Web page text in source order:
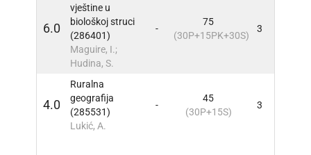
6.0
vještine u
biološkoj struci
(286401)
Maguire, I.;
Hudina, S.
-
75
(30P+15PK+30S)
3
4.0
Ruralna
geografija
(285531)
Lukić, A.
-
45
(30P+15S)
3